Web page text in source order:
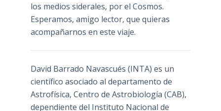
los medios siderales, por el Cosmos.
Esperamos, amigo lector, que quieras
acompañarnos en este viaje.
David Barrado Navascués (INTA) es un
científico asociado al departamento de
Astrofísica, Centro de Astrobiología (CAB),
dependiente del Instituto Nacional de